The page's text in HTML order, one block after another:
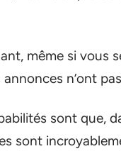
même si vous
n’ont
sont que,
sont